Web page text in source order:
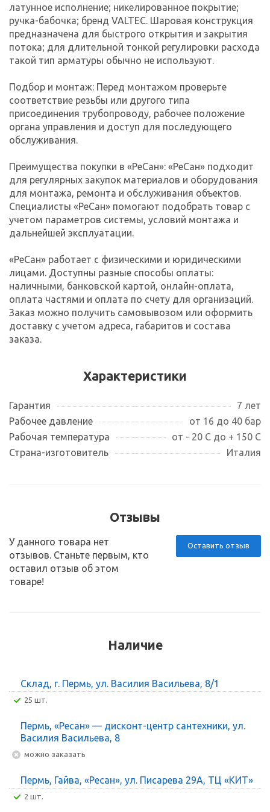
латунное исполнение; никелированное покрытие;
ручка-бабочка; бренд VALTEC. Шаровая конструкция
предназначена для быстрого открытия и закрытия
потока; для длительной тонкой регулировки расхода
такой тип арматуры обычно не используют.
Подбор и монтаж: Перед монтажом проверьте
соответствие резьбы или другого типа
присоединения трубопроводу, рабочее положение
органа управления и доступ для последующего
обслуживания.
Преимущества покупки в «РеСан»: «РеСан» подходит
для регулярных закупок материалов и оборудования
для монтажа, ремонта и обслуживания объектов.
Специалисты «РеСан» помогают подобрать товар с
учетом параметров системы, условий монтажа и
дальнейшей эксплуатации.
«РеСан» работает с физическими и юридическими
лицами. Доступны разные способы оплаты:
наличными, банковской картой, онлайн-оплата,
оплата частями и оплата по счету для организаций.
Заказ можно получить самовывозом или оформить
доставку с учетом адреса, габаритов и состава
заказа.
Характеристики
Гарантия
7 лет
Рабочее давление
от 16 до 40 бар
Рабочая температура
от - 20 С до + 150 С
Страна-изготовитель
Италия
Отзывы
Оставить отзыв
У данного товара нет
отзывов. Станьте первым, кто
оставил отзыв об этом
товаре!
Наличие
Склад, г. Пермь, ул. Василия Васильева, 8/1
25 шт.
Пермь, «Ресан» — дисконт-центр сантехники, ул.
Василия Васильева, 8
Можно заказать
Пермь, Гайва, «Ресан», ул. Писарева 29А, ТЦ «КИТ»
2 шт.